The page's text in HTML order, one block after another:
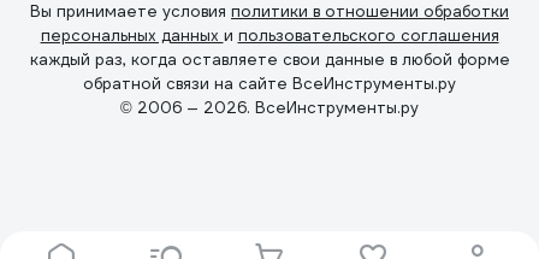
Вы принимаете условия политики в отношении обработки
персональных данных и пользовательского соглашения
каждый раз, когда оставляете свои данные в любой форме
обратной связи на сайте ВсеИнструменты.ру
© 2006 — 2026. ВсеИнструменты.ру